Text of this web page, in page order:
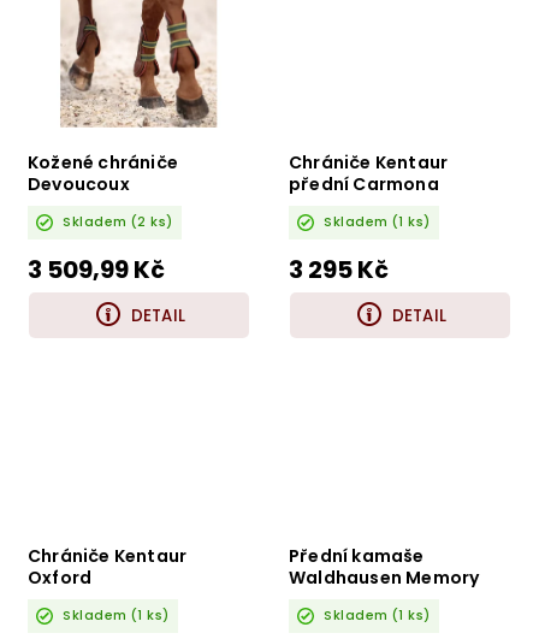
Kožené chrániče
Devoucoux
Skladem (2 ks)
3 509,99 Kč
DETAIL
Chrániče Kentaur
přední Carmona
Skladem (1 ks)
3 295 Kč
DETAIL
Chrániče Kentaur
Oxford
Skladem (1 ks)
Přední kamaše
Waldhausen Memory
Skladem (1 ks)